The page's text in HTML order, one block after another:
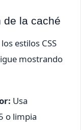
de la caché
estilos CSS
mostrando
Usa
o limpia